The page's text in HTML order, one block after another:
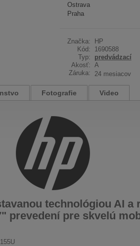
Ostrava
Praha
Značka:
HP
Kód:
1690588
Typ:
predvádzací
Akosť: A
Záruka:
24 mesiacov
Fotografie Video
technológiou AI a
prevedení pre skvelú